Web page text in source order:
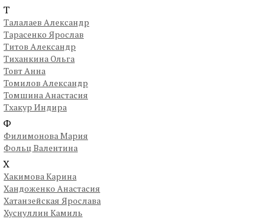
Т
Талалаев Александр
Тарасенко Ярослав
Титов Александр
Тиханкина Ольга
Товт Анна
Томилов Александр
Томшина Анастасия
Тхакур Индира
Ф
Филимонова Мария
Фольц Валентина
Х
Хакимова Карина
Хандоженко Анастасия
Хатанзейская Ярослава
Хуснуллин Камиль